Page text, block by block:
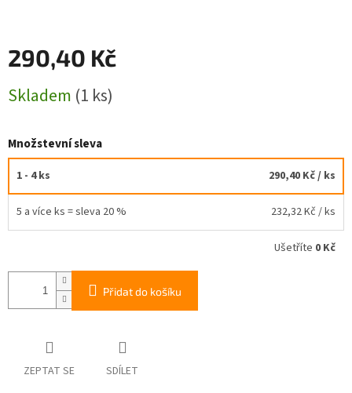
290,40 Kč
cena:
Skladem (1 ks)
Množstevní sleva
1 - 4 ks 290,40 Kč/ ks
5 a více ks = sleva 20 % 232,32 Kč / ks
Ušetříte 0 Kč
Přidat do košíku
ZEPTAT SE SDÍLET